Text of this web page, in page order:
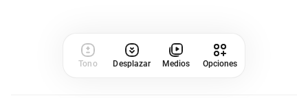
Tono Desplazar Medios Opciones